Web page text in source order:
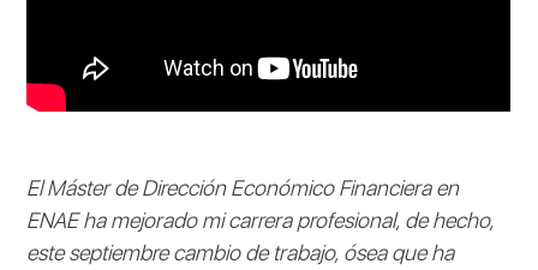
El Máster de Dirección Económico Financiera en
ENAE ha mejorado mi carrera profesional, de hecho,
este septiembre cambio de trabajo, ósea que ha